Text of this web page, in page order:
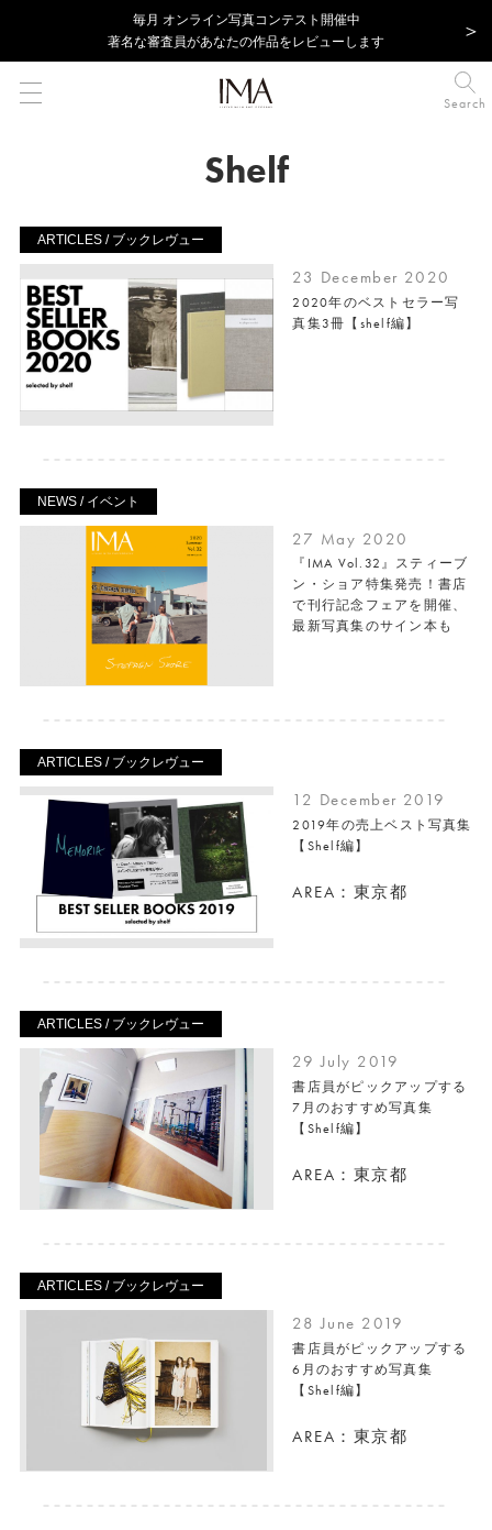
毎⽉ オンライン写真コンテスト開催中
著名な審査員があなたの作品をレビューします
Search
Shelf
ARTICLES / ブックレヴュー
23 December 2020
2020年のベストセラー写
真集3冊【shelf編】
NEWS / イベント
27 May 2020
『IMA Vol.32』スティーブ
ン・ショア特集発売！書店
で刊行記念フェアを開催、
最新写真集のサイン本も
ARTICLES / ブックレヴュー
12 December 2019
2019年の売上ベスト写真集
【Shelf編】
AREA：東京都
ARTICLES / ブックレヴュー
29 July 2019
書店員がピックアップする
7月のおすすめ写真集
【Shelf編】
AREA：東京都
ARTICLES / ブックレヴュー
28 June 2019
書店員がピックアップする
6月のおすすめ写真集
【Shelf編】
AREA：東京都